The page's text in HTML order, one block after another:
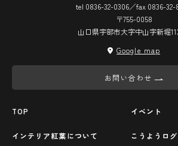
tel 0836-32-0306／fax 0836-32-
〒755-0058
山口県宇部市大字中山字新堀
Google map
お問い合わせ
TOP
インテリア紅葉について
イベント
こうようログ